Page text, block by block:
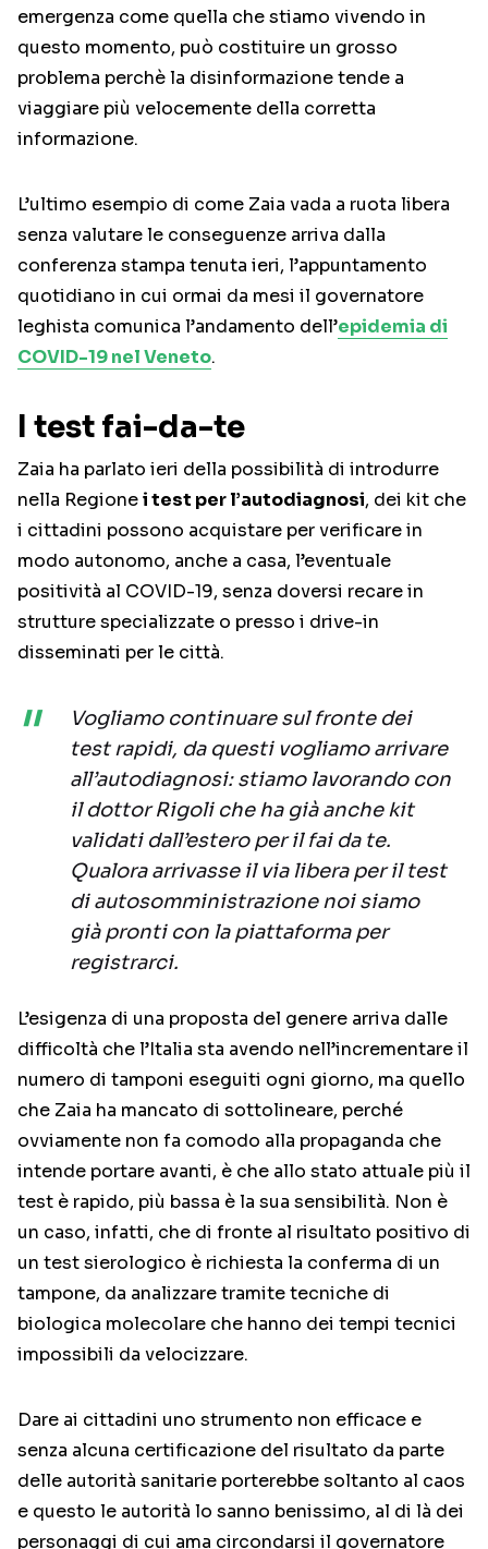
emergenza come quella che stiamo vivendo in
questo momento, può costituire un grosso
problema perchè la disinformazione tende a
viaggiare più velocemente della corretta
informazione.
L’ultimo esempio di come Zaia vada a ruota libera
senza valutare le conseguenze arriva dalla
conferenza stampa tenuta ieri, l’appuntamento
quotidiano in cui ormai da mesi il governatore
leghista comunica l’andamento dell’epidemia di
COVID-19 nel Veneto.
I test fai-da-te
Zaia ha parlato ieri della possibilità di introdurre
nella Regionei test per l’autodiagnosi, dei kit che
i cittadini possono acquistare per verificare in
modo autonomo, anche a casa, l’eventuale
positività al COVID-19, senza doversi recare in
strutture specializzate o presso i drive-in
disseminati per le città.
Vogliamo continuare sul fronte dei
test rapidi, da questi vogliamo arrivare
all’autodiagnosi: stiamo lavorando con
il dottor Rigoli che ha già anche kit
validati dall’estero per il fai da te.
Qualora arrivasse il via libera per il test
di autosomministrazione noi siamo
già pronti con la piattaforma per
registrarci.
L’esigenza di una proposta del genere arriva dalle
difficoltà che l’Italia sta avendo nell’incrementare il
numero di tamponi eseguiti ogni giorno, ma quello
che Zaia ha mancato di sottolineare, perché
ovviamente non fa comodo alla propaganda che
intende portare avanti, è che allo stato attuale più il
test è rapido, più bassa è la sua sensibilità. Non è
un caso, infatti, che di fronte al risultato positivo di
un test sierologico è richiesta la conferma di un
tampone, da analizzare tramite tecniche di
biologica molecolare che hanno dei tempi tecnici
impossibili da velocizzare.
Dare ai cittadini uno strumento non efficace e
senza alcuna certificazione del risultato da parte
delle autorità sanitarie porterebbe soltanto al caos
e questo le autorità lo sanno benissimo, al di là dei
personaggi di cui ama circondarsi il governatore